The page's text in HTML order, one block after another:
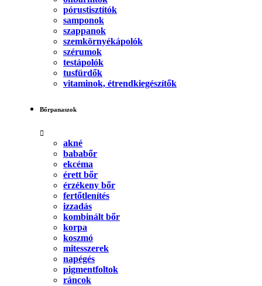
pórustisztítók
samponok
szappanok
szemkörnyékápolók
szérumok
testápolók
tusfürdők
vitaminok, étrendkiegészítők
Bőrpanaszok
akné
bababőr
ekcéma
érett bőr
érzékeny bőr
fertőtlenítés
izzadás
kombinált bőr
korpa
koszmó
mitesszerek
napégés
pigmentfoltok
ráncok